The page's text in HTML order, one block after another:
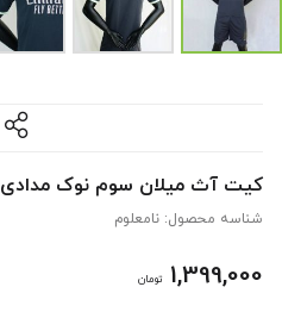
کیت آث میلان سوم نوک مدادی 2025
شناسه محصول: نامعلوم
1,399,000 تومان